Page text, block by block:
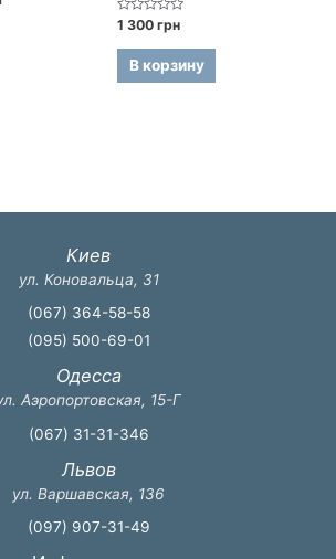
Оценка
из
1 300грн
В корзину
Киев
ул. Коновальца, 31
(067) 364-58-58
(095) 500-69-01
Одесса
Аэропортовская, 15-Г
(067) 31-31-346
Львов
ул. Варшавская, 136
(097) 907-31-49